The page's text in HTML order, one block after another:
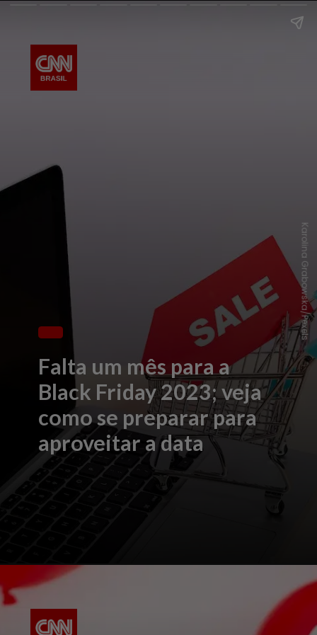
Falta um mês para a
Black Friday 2023; veja
como se preparar para
aproveitar a data
Karolina Grabowska/Pexels